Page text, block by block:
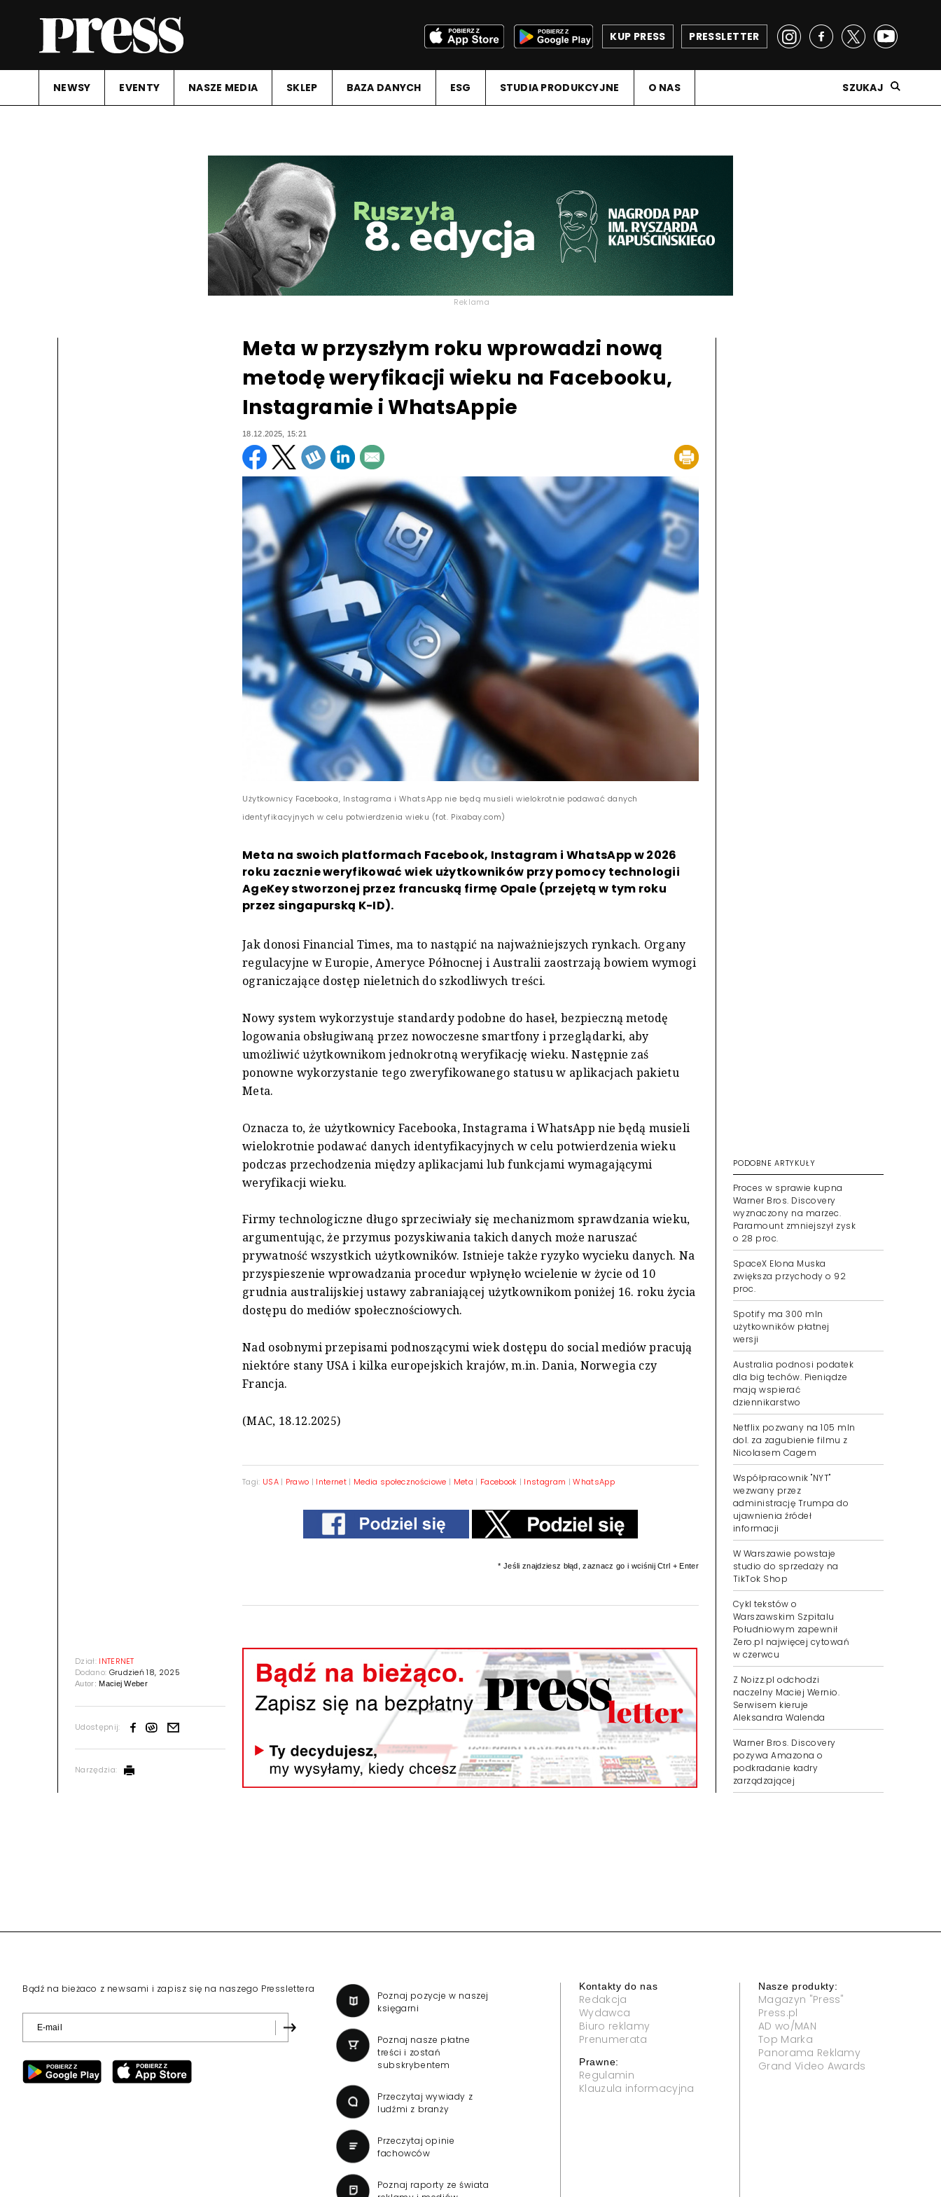
PRESSLETTER
KUP PRESS
NEWSY EVENTY NASZE MEDIA SKLEP BAZA DANYCH ESG STUDIA PRODUKCYJNE O NAS SZUKAJ
Reklama
Dział: INTERNET
Dodano: Grudzień 18, 2025
Autor:Maciej Weber
Udostępnij:
Narzędzia:
Meta w przyszłym roku wprowadzi nową
metodę weryfikacji wieku na Facebooku,
Instagramie i WhatsAppie
18.12.2025, 15:21
Użytkownicy Facebooka, Instagrama i WhatsApp nie będą musieli wielokrotnie podawać danych
identyfikacyjnych w celu potwierdzenia wieku (fot. Pixabay.com)
Meta na swoich platformach Facebook, Instagram i WhatsApp w 2026
roku zacznie weryfikować wiek użytkowników przy pomocy technologii
AgeKey stworzonej przez francuską firmę Opale (przejętą w tym roku
przez singapurską K-ID).
Jak donosi Financial Times, ma to nastąpić na najważniejszych rynkach. Organy
regulacyjne w Europie, Ameryce Północnej i Australii zaostrzają bowiem wymogi
ograniczające dostęp nieletnich do szkodliwych treści.
Nowy system wykorzystuje standardy podobne do haseł, bezpieczną metodę
logowania obsługiwaną przez nowoczesne smartfony i przeglądarki, aby
umożliwić użytkownikom jednokrotną weryfikację wieku. Następnie zaś
ponowne wykorzystanie tego zweryfikowanego statusu w aplikacjach pakietu
Meta.
Oznacza to, że użytkownicy Facebooka, Instagrama i WhatsApp nie będą musieli
wielokrotnie podawać danych identyfikacyjnych w celu potwierdzenia wieku
podczas przechodzenia między aplikacjami lub funkcjami wymagającymi
weryfikacji wieku.
Firmy technologiczne długo sprzeciwiały się mechanizmom sprawdzania wieku,
argumentując, że przymus pozyskiwania takich danych może naruszać
prywatność wszystkich użytkowników. Istnieje także ryzyko wycieku danych. Na
przyspieszenie wprowadzania procedur wpłynęło wcielenie w życie od 10
grudnia australijskiej ustawy zabraniającej użytkownikom poniżej 16. roku życia
dostępu do mediów społecznościowych.
Nad osobnymi przepisami podnoszącymi wiek dostępu do social mediów pracują
niektóre stany USA i kilka europejskich krajów, m.in. Dania, Norwegia czy
Francja.
(MAC, 18.12.2025)
Tagi: USA | Prawo | Internet| Media społecznościowe | Meta | Facebook | Instagram |WhatsApp
* Jeśli znajdziesz błąd, zaznacz go i wciśnij Ctrl + Enter
PODOBNE ARTYKUŁY
Proces w sprawie kupna
Warner Bros. Discovery
wyznaczony na marzec.
Paramount zmniejszył zysk
o 28 proc.
SpaceX Elona Muska
zwiększa przychody o 92
proc.
Spotify ma 300 mln
użytkowników płatnej
wersji
Australia podnosi podatek
dla big techów. Pieniądze
mają wspierać
dziennikarstwo
Netflix pozwany na 105 mln
dol. za zagubienie filmu z
Nicolasem Cagem
Współpracownik "NYT"
wezwany przez
administrację Trumpa do
ujawnienia źródeł
informacji
W Warszawie powstaje
studio do sprzedaży na
TikTok Shop
Cykl tekstów o
Warszawskim Szpitalu
Południowym zapewnił
Zero.pl najwięcej cytowań
w czerwcu
Z Noizz.pl odchodzi
naczelny Maciej Wernio.
Serwisem kieruje
Aleksandra Walenda
Warner Bros. Discovery
pozywa Amazona o
podkradanie kadry
zarządzającej